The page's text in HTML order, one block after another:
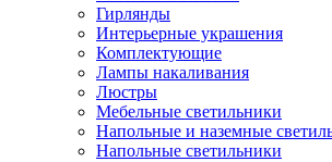
Гирлянды
Интерьерные украшения
Комплектующие
Лампы накаливания
Люстры
Мебельные светильники
Напольные и наземные
Напольные светильники